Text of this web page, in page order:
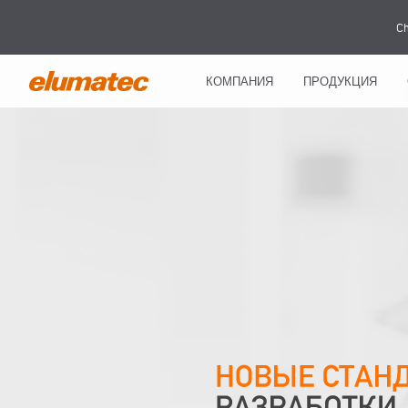
КОМПАНИЯ ПРОДУКЦИЯ